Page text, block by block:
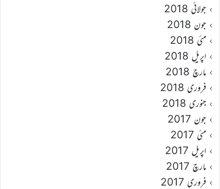
جولائی 2018
جون 2018
مئی 2018
اپریل 2018
مارچ 2018
فروری 2018
جنوری 2018
جون 2017
مئی 2017
اپریل 2017
مارچ 2017
فروری 2017